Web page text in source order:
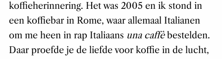
koffieherinnering. Het was 2005 en ik stond in
een koffiebar in Rome, waar allemaal Italianen
om me heen in rap Italiaans una caffèbestelden.
Daar proefde je de liefde voor koffie in de lucht,